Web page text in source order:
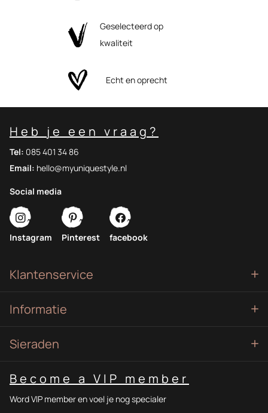
Geselecteerd op
kwaliteit
Echt en oprecht
Klantenservice
Informatie
Sieraden
Become a VIP member
Word VIP member en voel je nog specialer
Heb je een vraag?
Tel: 085 401 34 86
Email: hello@myuniquestyle.nl
Social media
Instagram Pinterest facebook